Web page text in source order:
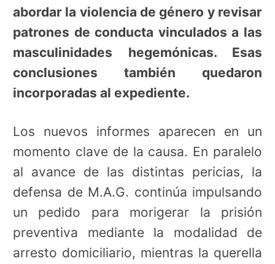
abordar la violencia de género y revisar
patrones de conducta vinculados a las
masculinidades hegemónicas. Esas
conclusiones también quedaron
incorporadas al expediente.
Los nuevos informes aparecen en un
momento clave de la causa. En paralelo
al avance de las distintas pericias, la
defensa de M.A.G. continúa impulsando
un pedido para morigerar la prisión
preventiva mediante la modalidad de
arresto domiciliario, mientras la querella